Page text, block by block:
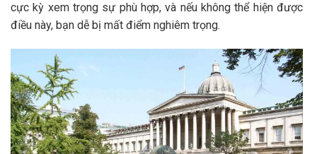
cực kỳ xem trọng sự phù hợp, và nếu không thể hiện được
điều này, bạn dễ bị mất điểm nghiêm trọng.